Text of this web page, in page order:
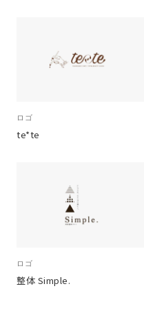
ロゴ
te*te
ロゴ
整体 Simple.